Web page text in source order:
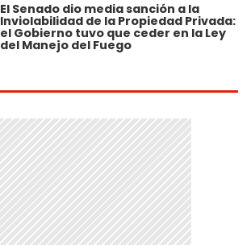
El Senado dio media sanción a la
Inviolabilidad de la Propiedad Privada:
el Gobierno tuvo que ceder en la Ley
del Manejo del Fuego